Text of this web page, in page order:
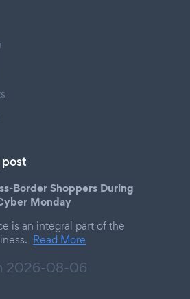
Border Shoppers During
Monday
is an integral part of the
Read More
2026-08-06